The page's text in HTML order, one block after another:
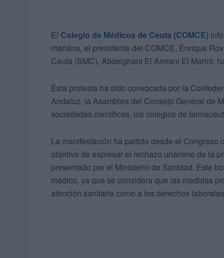
El Colegio de Médicos de Ceuta (COMCE)
mañana, el presidente del COMCE, Enrique
Ceuta (SMC), Abdelghani El Amrani El Marini,
Esta protesta ha sido convocada por la
Andaluz, la Asamblea del Consejo General de
sociedades científicas, los colegios de
La manifestación ha partido desde el Congreso
objetivo de expresar el rechazo unánime de la
presentado por el Ministerio de Sanidad. Este
médico, ya que se considera que las medidas
atención sanitaria como a los derechos